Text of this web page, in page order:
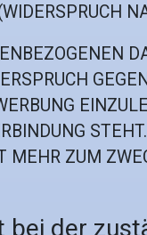
MEHR ZUM
bei der